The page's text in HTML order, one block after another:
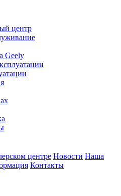
центр
Geely
центре Новости Наша
Контакты